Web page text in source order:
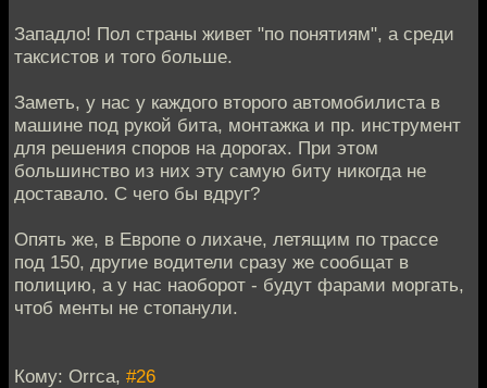
Западло! Пол страны живет "по понятиям", а среди
таксистов и того больше.
Заметь, у нас у каждого второго автомобилиста в
машине под рукой бита, монтажка и пр. инструмент
для решения споров на дорогах. При этом
большинство из них эту самую биту никогда не
доставало. С чего бы вдруг?
Опять же, в Европе о лихаче, летящим по трассе
под 150, другие водители сразу же сообщат в
полицию, а у нас наоборот - будут фарами моргать,
чтоб менты не стопанули.
Кому: Orrca, #26